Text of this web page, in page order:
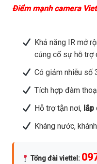
Điểm mạnh camera
Khả năng IR mở
củng cố sự hỗ trợ
Có giảm nhiễu số
Tích hợp đàm
Hỗ trợ tận nơi,lắp
Kháng nước,
Tổng đài viettel :